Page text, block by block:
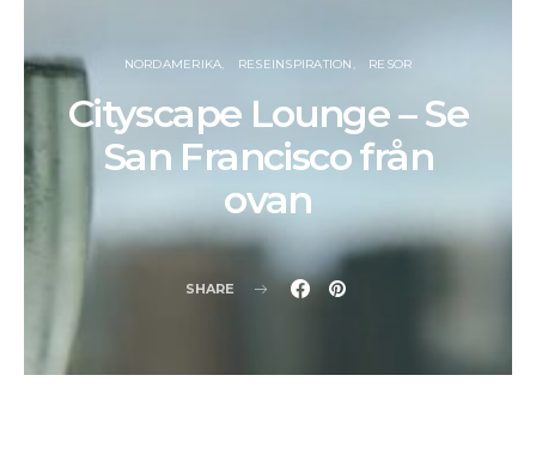
NORDAMERIKA RESEINSPIRATION RESOR
Cityscape Lounge – Se
San Francisco från
ovan
SHARE